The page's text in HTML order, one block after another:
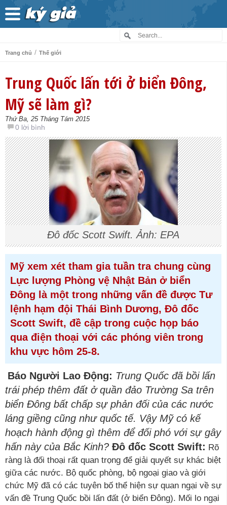
Trang chủ / Thế giới
Trung Quốc lấn tới ở biển Đông,
Mỹ sẽ làm gì?
Thứ Ba, 25 Tháng Tám 2015
0 lời bình
Đô đốc Scott Swift. Ảnh: EPA
Mỹ xem xét tham gia tuần tra chung cùng
Lực lượng Phòng vệ Nhật Bản ở biển
Đông là một trong những vấn đề được Tư
lệnh hạm đội Thái Bình Dương, Đô đốc
Scott Swift, đề cập trong cuộc họp báo
qua điện thoại với các phóng viên trong
khu vực hôm 25-8.
Báo Người Lao Động: Trung Quốc đã bồi lấn
trái phép thêm đất ở quần đảo Trường Sa trên
biển Đông bất chấp sự phản đối của các nước
láng giềng cũng như quốc tế. Vậy Mỹ có kế
hoạch hành động gì thêm để đối phó với sự gây
hấn này của Bắc Kinh? Đô đốc Scott Swift: Rõ
ràng là đối thoại rất quan trọng để giải quyết sự khác biệt
giữa các nước. Bộ quốc phòng, bộ ngoại giao và giới
chức Mỹ đã có các tuyên bố thể hiện sự quan ngại về sự
vấn đề Trung Quốc bồi lấn đất (ở biển Đông). Mối lo ngại